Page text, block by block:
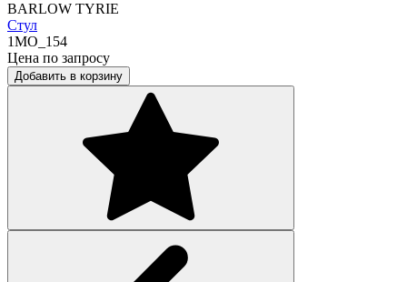
BARLOW TYRIE
Стул
1MO_154
Цена по запросу
Добавить в корзину